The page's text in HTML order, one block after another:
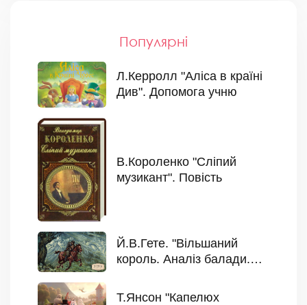
Популярні
Л.Керролл "Аліса в країні
Див". Допомога учню
В.Короленко "Сліпий
музикант". Повість
Й.В.Гете. "Вільшаний
король. Аналіз балади.
Т.Янсон "Капелюх